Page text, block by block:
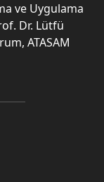
ve Uygulama
Dr. Lütfü
ATASAM